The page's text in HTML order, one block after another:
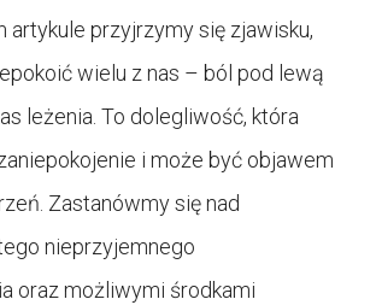
artykule przyjrzymy się zjawisku,
wielu z nas – ból pod lewą
leżenia. To dolegliwość, która
i może być objawem
Zastanówmy się nad
nieprzyjemnego
oraz możliwymi środkami